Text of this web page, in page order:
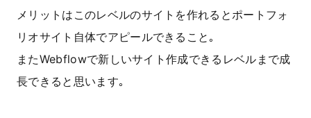
メリットはこのレベルのサイトを作れるとポートフォ
リオサイト自体でアピールできること｡
またWebflowで新しいサイト作成できるレベルまで成
長できると思います｡